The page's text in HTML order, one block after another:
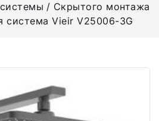
Скрытого монтажа
система Vieir V25006-3G